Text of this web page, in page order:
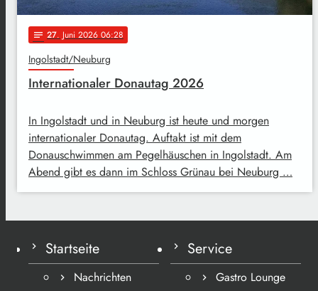
notes 27. Juni 2026 06:28
Ingolstadt/Neuburg
Internationaler Donautag 2026
In Ingolstadt und in Neuburg ist heute und morgen
internationaler Donautag. Auftakt ist mit dem
Donauschwimmen am Pegelhäuschen in Ingolstadt. Am
Abend gibt es dann im Schloss Grünau bei Neuburg …
Startseite
Nachrichten
Service
Gastro Lounge